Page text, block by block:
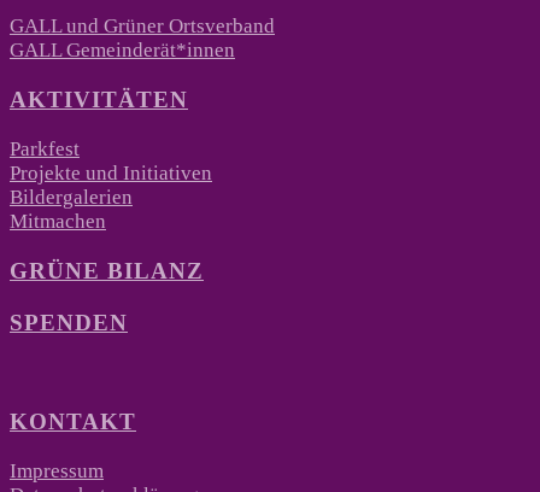
GALL und Grüner Ortsverband
GALL Gemeinderät*innen
AKTIVITÄTEN
Parkfest
Projekte und Initiativen
Bildergalerien
Mitmachen
GRÜNE BILANZ
SPENDEN
KONTAKT
Impressum